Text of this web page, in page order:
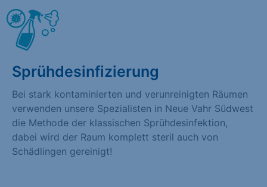
Sprühdesinfizierung
Bei stark kontaminierten und verunreinigten Räumen
verwenden unsere Spezialisten in Neue Vahr Südwest
die Methode der klassischen Sprühdesinfektion,
dabei wird der Raum komplett steril auch von
Schädlingen gereinigt!